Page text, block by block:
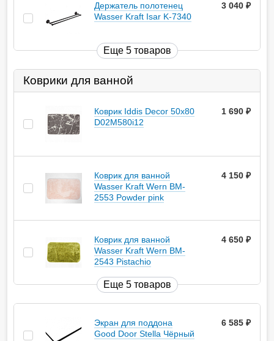
Держатель полотенец
Wasser Kraft Isar K-7340
3 040
Еще 5 товаров
Коврики для ванной
Коврик Iddis Decor 50х80
D02M580i12
1 690
Коврик для ванной
Wasser Kraft Wern BM-
2553 Powder pink
4 150
Коврик для ванной
Wasser Kraft Wern BM-
2543 Pistachio
4 650
Еще 5 товаров
Экран для поддона
Good Door Stella Чёрный
6 585